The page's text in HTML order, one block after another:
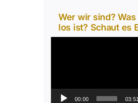
Wer wir sind?
los ist? Schaut es
00:00 03:51